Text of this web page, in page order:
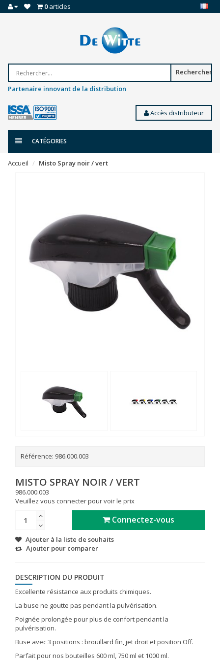
0articles
Rechercher
Partenaire innovant de la distribution
Accès distributeur
CATÉGORIES
Accueil Misto Spray noir / vert
Référence: 986.000.003
MISTO SPRAY NOIR / VERT
986.000.003
Veuillez vous connecter pour voir le prix
Connectez-vous
Ajouter à la liste de souhaits
Ajouter pour comparer
DESCRIPTION DU PRODUIT
Excellente résistance aux produits chimiques.
La buse ne goutte pas pendant la pulvérisation.
Poignée prolongée pour plus de confort pendant la
pulvérisation.
Buse avec 3 positions : brouillard fin, jet droit et position Off.
Parfait pour nos bouteilles 600 ml, 750 ml et 1000 ml.